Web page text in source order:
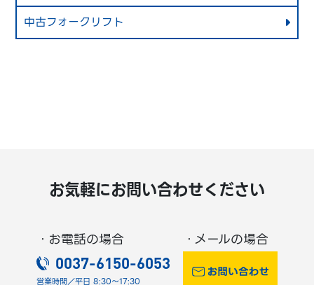
中古フォークリフト
お気軽にお問い合わせください
・お電話の場合
0037-6150-6053
営業時間／平日 8:30～17:30
・メールの場合